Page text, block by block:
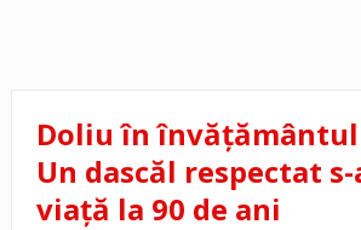
Doliu în învățământul
Un dascăl respectat
viață la 90 de ani